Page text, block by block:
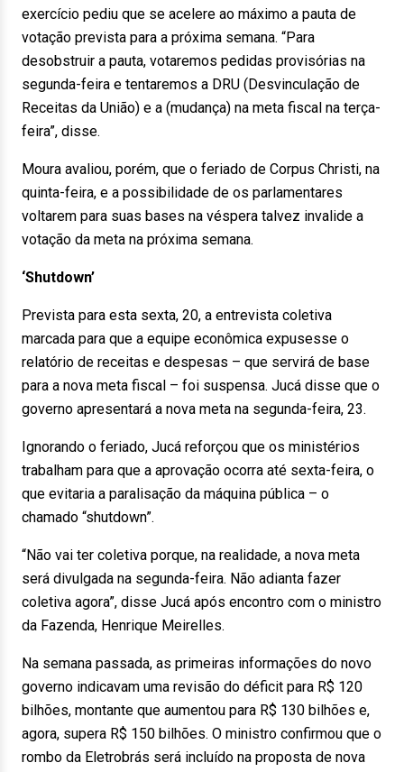
exercício pediu que se acelere ao máximo a pauta de
votação prevista para a próxima semana. “Para
desobstruir a pauta, votaremos pedidas provisórias na
segunda-feira e tentaremos a DRU (Desvinculação de
Receitas da União) e a (mudança) na meta fiscal na terça-
feira”, disse.
Moura avaliou, porém, que o feriado de Corpus Christi, na
quinta-feira, e a possibilidade de os parlamentares
voltarem para suas bases na véspera talvez invalide a
votação da meta na próxima semana.
‘Shutdown’
Prevista para esta sexta, 20, a entrevista coletiva
marcada para que a equipe econômica expusesse o
relatório de receitas e despesas – que servirá de base
para a nova meta fiscal – foi suspensa. Jucá disse que o
governo apresentará a nova meta na segunda-feira, 23.
Ignorando o feriado, Jucá reforçou que os ministérios
trabalham para que a aprovação ocorra até sexta-feira, o
que evitaria a paralisação da máquina pública – o
chamado “shutdown”.
“Não vai ter coletiva porque, na realidade, a nova meta
será divulgada na segunda-feira. Não adianta fazer
coletiva agora”, disse Jucá após encontro com o ministro
da Fazenda, Henrique Meirelles.
Na semana passada, as primeiras informações do novo
governo indicavam uma revisão do déficit para R$ 120
bilhões, montante que aumentou para R$ 130 bilhões e,
agora, supera R$ 150 bilhões. O ministro confirmou que o
rombo da Eletrobrás será incluído na proposta de nova